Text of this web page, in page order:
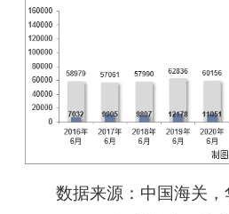
数据来源：中国海关